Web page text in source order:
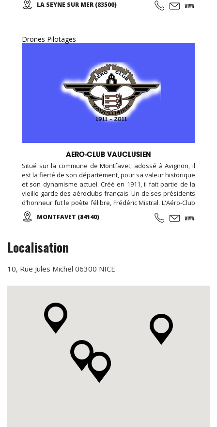
(taichi) peut s’exécuter de bien des manières différentes,
LA SEYNE SUR MER (83500)
Drones Pilotages
AERO-CLUB VAUCLUSIEN
Situé sur la commune de Montfavet, adossé à Avignon, il
est la fierté de son département, pour sa valeur historique
et son dynamisme actuel. Créé en 1911, il fait partie de la
vieille garde des aéroclubs français. Un de ses présidents
d’honneur fut le poète félibre, Frédéric Mistral. L'Aéro-Club
Vauclusien totalise 4 000 heures de vol par an, dont la
moitié en école. La flotte comprend 3 CESSNA 152, 1
MONTFAVET (84140)
Localisation
10, Rue Jules Michel 06300 NICE